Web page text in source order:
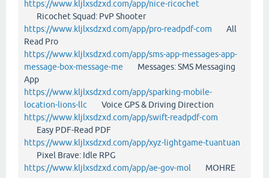
https://www.kljlxsdzxd.com/app/nice-ricochet
Ricochet Squad: PvP Shooter
https://www.kljlxsdzxd.com/app/pro-readpdf-com All
Read Pro
https://www.kljlxsdzxd.com/app/sms-app-messages-app-
message-box-message-me Messages: SMS Messaging
App
https://www.kljlxsdzxd.com/app/sparking-mobile-
location-lions-llc Voice GPS & Driving Direction
https://www.kljlxsdzxd.com/app/swift-readpdf-com
Easy PDF-Read PDF
https://www.kljlxsdzxd.com/app/xyz-lightgame-tuantuan
Pixel Brave: Idle RPG
https://www.kljlxsdzxd.com/app/ae-gov-mol MOHRE